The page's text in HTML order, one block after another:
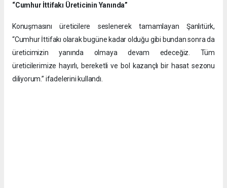
“Cumhur İttifakı Üreticinin Yanında”
Konuşmasını üreticilere seslenerek tamamlayan Şanlıtürk,
“Cumhur İttifakı olarak bugüne kadar olduğu gibi bundan sonra da
üreticimizin yanında olmaya devam edeceğiz. Tüm
üreticilerimize hayırlı, bereketli ve bol kazançlı bir hasat sezonu
diliyorum.” ifadelerini kullandı.